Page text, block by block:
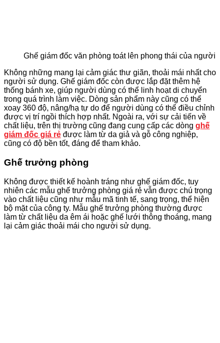
Ghế giám đốc văn phòng toát lên phong thái của người
Không những mang lại cảm giác thư giãn, thoải mái nhất cho
người sử dụng. Ghế giám đốc còn được lắp đặt thêm hệ
thống bánh xe, giúp người dùng có thể linh hoạt di chuyển
trong quá trình làm việc. Dòng sản phẩm này cũng có thể
xoay 360 độ, nâng/hạ tự do để người dùng có thể điều chỉnh
được vị trí ngồi thích hợp nhất. Ngoài ra, với sự cải tiến về
chất liệu, trên thị trường cũng đang cung cấp các dòng ghế
giám đốc giá rẻ được làm từ da giả và gỗ công nghiệp,
cũng có độ bền tốt, đáng để tham khảo.
Ghế trưởng phòng
Không được thiết kế hoành tráng như ghế giám đốc, tuy
nhiên các mẫu ghế trưởng phòng giá rẻ vẫn được chú trọng
vào chất liệu cũng như mẫu mã tinh tế, sang trọng, thể hiện
bộ mặt của công ty. Mẫu ghế trưởng phòng thường được
làm từ chất liệu da êm ái hoặc ghế lưới thông thoáng, mang
lại cảm giác thoải mái cho người sử dụng.